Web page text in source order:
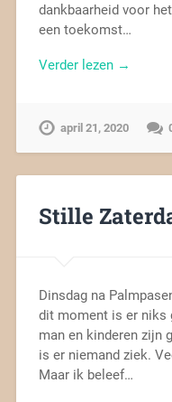
dankbaarheid voor
een toekomst…
Verder lezen →
april 21, 2020
Stille
Dinsdag na
dit moment is er niks
man en kinderen zijn
is er niemand ziek.
Maar ik beleef…